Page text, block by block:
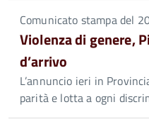
Comunicato stampa del
Violenza di genere,
d’arrivo
L’annuncio ieri in
parità e lotta a ogni